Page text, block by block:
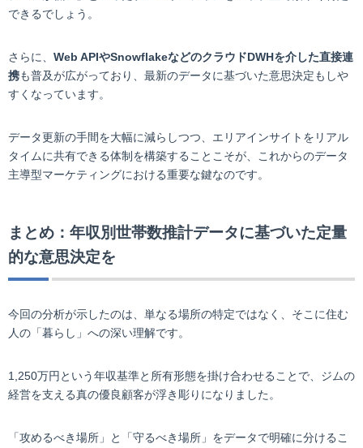
できるでしょう。
さらに、 Web APIやSnowflakeなどのクラウドDWHを介した直接連
携も普及が広がっており、最新のデータに基づいた意思決定もしや
すくなっています。
データ更新の手間を大幅に減らしつつ、エリアインサイトをリアル
タイムに共有できる体制を構築することこそが、これからのデータ
主導型マーケティングにおける重要な鍵なのです。
まとめ：年収別世帯数推計データに基づいた定量
的な意思決定を
今回の分析が示したのは、単なる場所の特定ではなく、そこに住む
人の「暮らし」への深い理解です。
1,250万円という年収基準と所有形態を掛け合わせることで、ジムの
経営を支える真の優良顧客が浮き彫りになりました。
「攻めるべき場所」と「守るべき場所」をデータで明確に分けるこ